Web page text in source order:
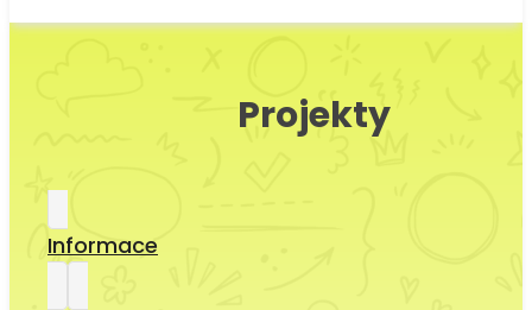
Projekty
Informace